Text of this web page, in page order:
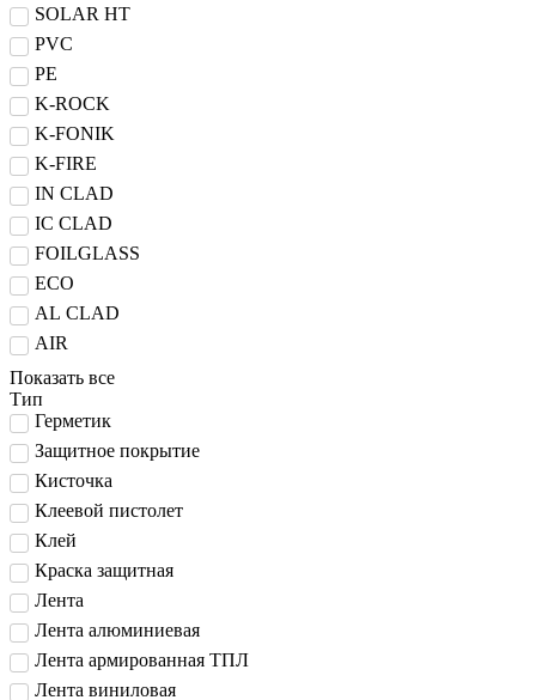
SOLAR HT
PVC
PE
K-ROCK
K-FONIK
K-FIRE
IN CLAD
IC CLAD
FOILGLASS
ECO
AL CLAD
AIR
Показать все
Тип
Герметик
Защитное покрытие
Кисточка
Клеевой пистолет
Клей
Краска защитная
Лента
Лента алюминиевая
Лента армированная ТПЛ
Лента виниловая